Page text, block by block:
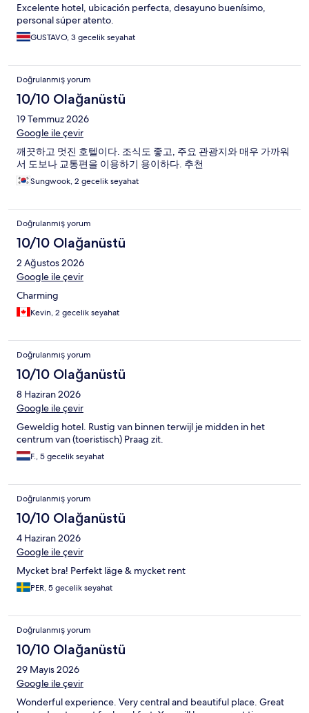
Excelente hotel, ubicación perfecta, desayuno buenísimo,
personal súper atento.
GUSTAVO, 3 gecelik seyahat
Doğrulanmış yorum
10/10 Olağanüstü
19 Temmuz 2026
Google ile çevir
깨끗하고 멋진 호텔이다. 조식도 좋고, 주요 관광지와 매우 가까워
서 도보나 교통편을 이용하기 용이하다. 추천
Sungwook, 2 gecelik seyahat
Doğrulanmış yorum
10/10 Olağanüstü
2 Ağustos 2026
Google ile çevir
Charming
Kevin, 2 gecelik seyahat
Doğrulanmış yorum
10/10 Olağanüstü
8 Haziran 2026
Google ile çevir
Geweldig hotel. Rustig van binnen terwijl je midden in het
centrum van (toeristisch) Praag zit.
F., 5 gecelik seyahat
Doğrulanmış yorum
10/10 Olağanüstü
4 Haziran 2026
Google ile çevir
Mycket bra! Perfekt läge & mycket rent
PER, 5 gecelik seyahat
Doğrulanmış yorum
10/10 Olağanüstü
29 Mayıs 2026
Google ile çevir
Wonderful experience. Very central and beautiful place. Great